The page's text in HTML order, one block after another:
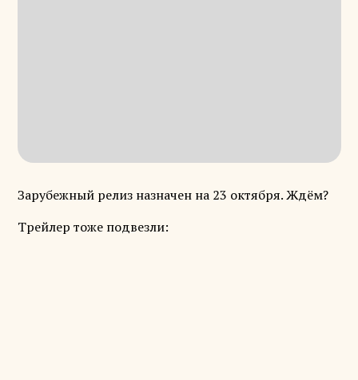
Зарубежный релиз назначен на 23 октября. Ждём?
Трейлер тоже подвезли: